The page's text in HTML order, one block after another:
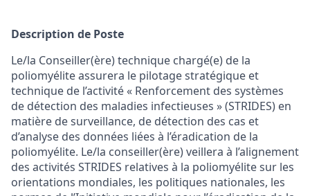
Description de Poste
Le/la Conseiller(ère)technique chargé(e) de la
poliomyéliteassurera le pilotagestratégique et
technique de l’activité« Renforcement des systèmes
de détection des maladies infectieuses » (STRIDES) en
matière desurveillance, de détection des cas et
d’analyse des données liées à l’éradication de la
poliomyélite. Le/la conseiller(ère)veillera à l’alignement
des activités STRIDES relatives à la poliomyélitesur les
orientations mondiales, les politiques nationales, les